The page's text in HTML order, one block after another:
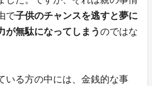
で子供のチャンスを逃すと夢に
が無駄になってしまうのではな
いる方の中には、金銭的な事